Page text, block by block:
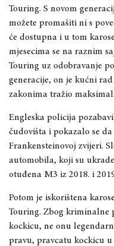
Touring. S novom
možete promašiti ni s
će dostupna i u tom
mjesecima se na raznim
Touring uz odobravanje
generacije, on je kućni
zakonima tražio
Engleska policija
čudovišta i pokazalo se
Frankensteinovoj zvijeri.
automobila, koji su
otuđena M3 iz 2018. i
Potom je iskorištena
Touring. Zbog kriminalne
kockicu, ne onu
pravu, pravcatu kockicu